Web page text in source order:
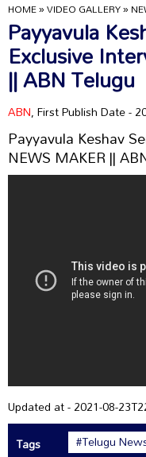
HOME»VIDEO GALLERY»
Payyavula
Exclusive
|| ABN Telugu
ABN, First Publish Date -
Payyavula Keshav
NEWS MAKER ||
Updated at - 2021-08-
Tags
#Telugu